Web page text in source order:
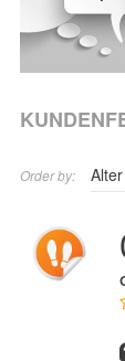
Order by: